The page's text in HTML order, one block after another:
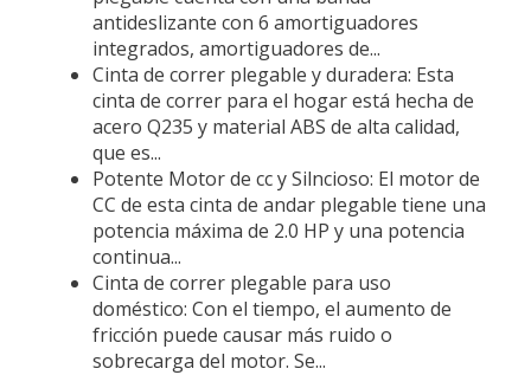
antideslizante con 6 amortiguadores
integrados, amortiguadores de...
Cinta de correr plegable y duradera: Esta
cinta de correr para el hogar está hecha de
acero Q235 y material ABS de alta calidad,
que es...
Potente Motor de cc y Silncioso: El motor de
CC de esta cinta de andar plegable tiene una
potencia máxima de 2.0 HP y una potencia
continua...
Cinta de correr plegable para uso
doméstico: Con el tiempo, el aumento de
fricción puede causar más ruido o
sobrecarga del motor. Se...